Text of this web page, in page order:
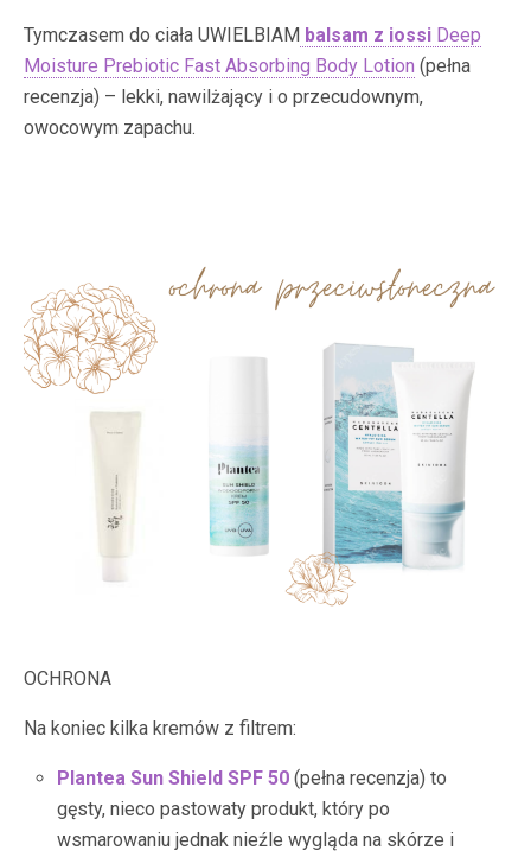
Tymczasem do ciała UWIELBIAM balsam z iossi Deep
Moisture Prebiotic Fast Absorbing Body Lotion (pełna
recenzja) – lekki, nawilżający i o przecudownym,
owocowym zapachu.
OCHRONA
Na koniec kilka kremów z filtrem:
Plantea Sun Shield SPF 50 (pełna recenzja) to
gęsty, nieco pastowaty produkt, który po
wsmarowaniu jednak nieźle wygląda na skórze i